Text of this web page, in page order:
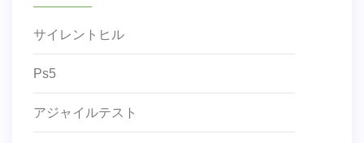
サイレントヒル
Ps5
アジャイルテスト